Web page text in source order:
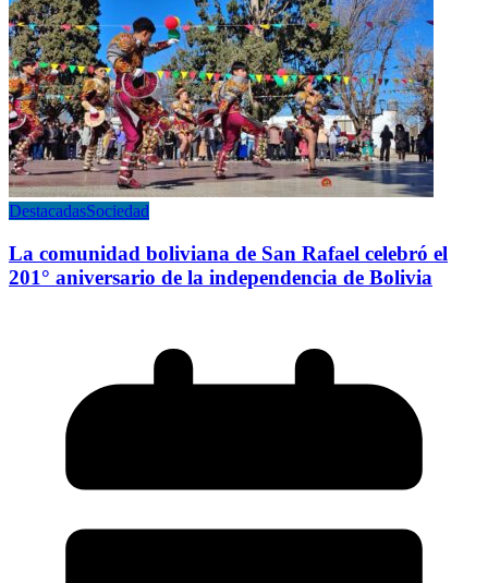
DestacadasSociedad
La comunidad boliviana de San Rafael celebró el
201° aniversario de la independencia de Bolivia